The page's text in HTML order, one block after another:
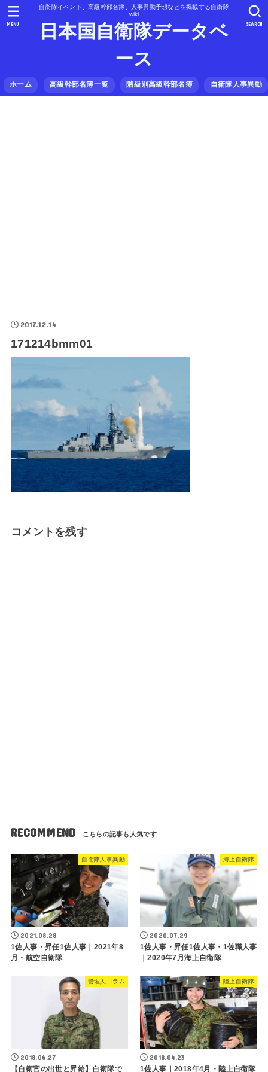
自衛隊イベント、高級幹部名簿、人事異動予想などを掲載する自衛隊
wiki
日本国自衛隊データベ
ース
ホーム 高級幹部名簿一覧 階級別高級幹部名簿 自衛隊人事異動
SEARCH
MENU
2017.12.14
171214bmm01
コメントを残す
RECOMMEND
自衛隊人事異動
2021.08.28
1佐人事・昇任1佐人事｜2021年8
月・航空自衛隊
海上自衛隊
2020.07.29
1佐人事・昇任1佐人事・1佐職人事
｜2020年7月海上自衛隊
管理人コラム
2018.06.27
【自衛官の出世と昇給】自衛隊で
陸上自衛隊
2018.04.23
1佐人事｜2018年4月・陸上自衛隊